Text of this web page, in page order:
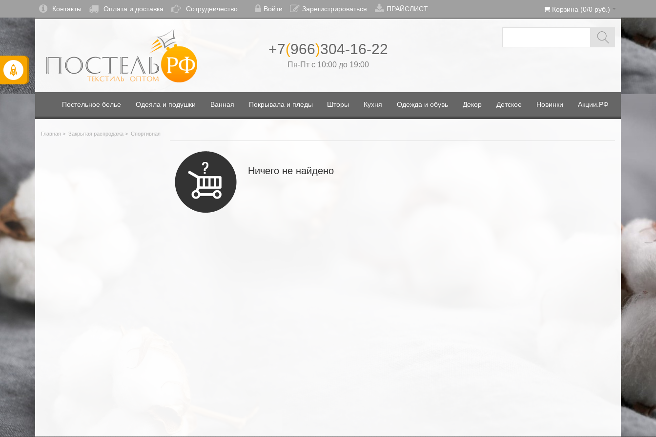
Контакты Оплата и доставка Сотрудничество Войти Зарегистрироваться ПРАЙСЛИСТ Корзина (0/0 руб.)
+7(966)304-16-22
Пн-Пт с 10:00 до 19:00
Постельное белье Одеяла и подушки Ванная Покрывала и пледы Шторы Кухня Одежда и обувь Декор Детское Новинки Акции.РФ
Главная > Закрытая распродажа > Спортивная
Ничего не найдено